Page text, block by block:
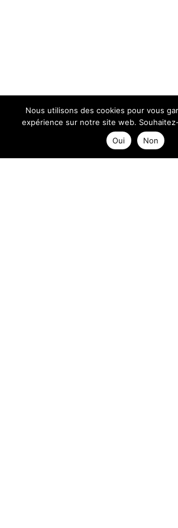
Nous utilisons des cookies pour vous
expérience sur notre site web.
Oui
Non